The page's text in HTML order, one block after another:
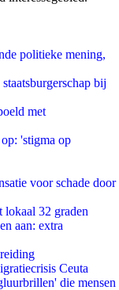
politieke mening,
bij
met
'stigma op
voor schade door
lokaal 32 graden
aan: extra
Ceuta
die mensen